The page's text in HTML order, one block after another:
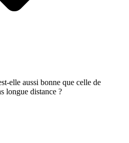
elle aussi bonne que celle de
longue distance ?